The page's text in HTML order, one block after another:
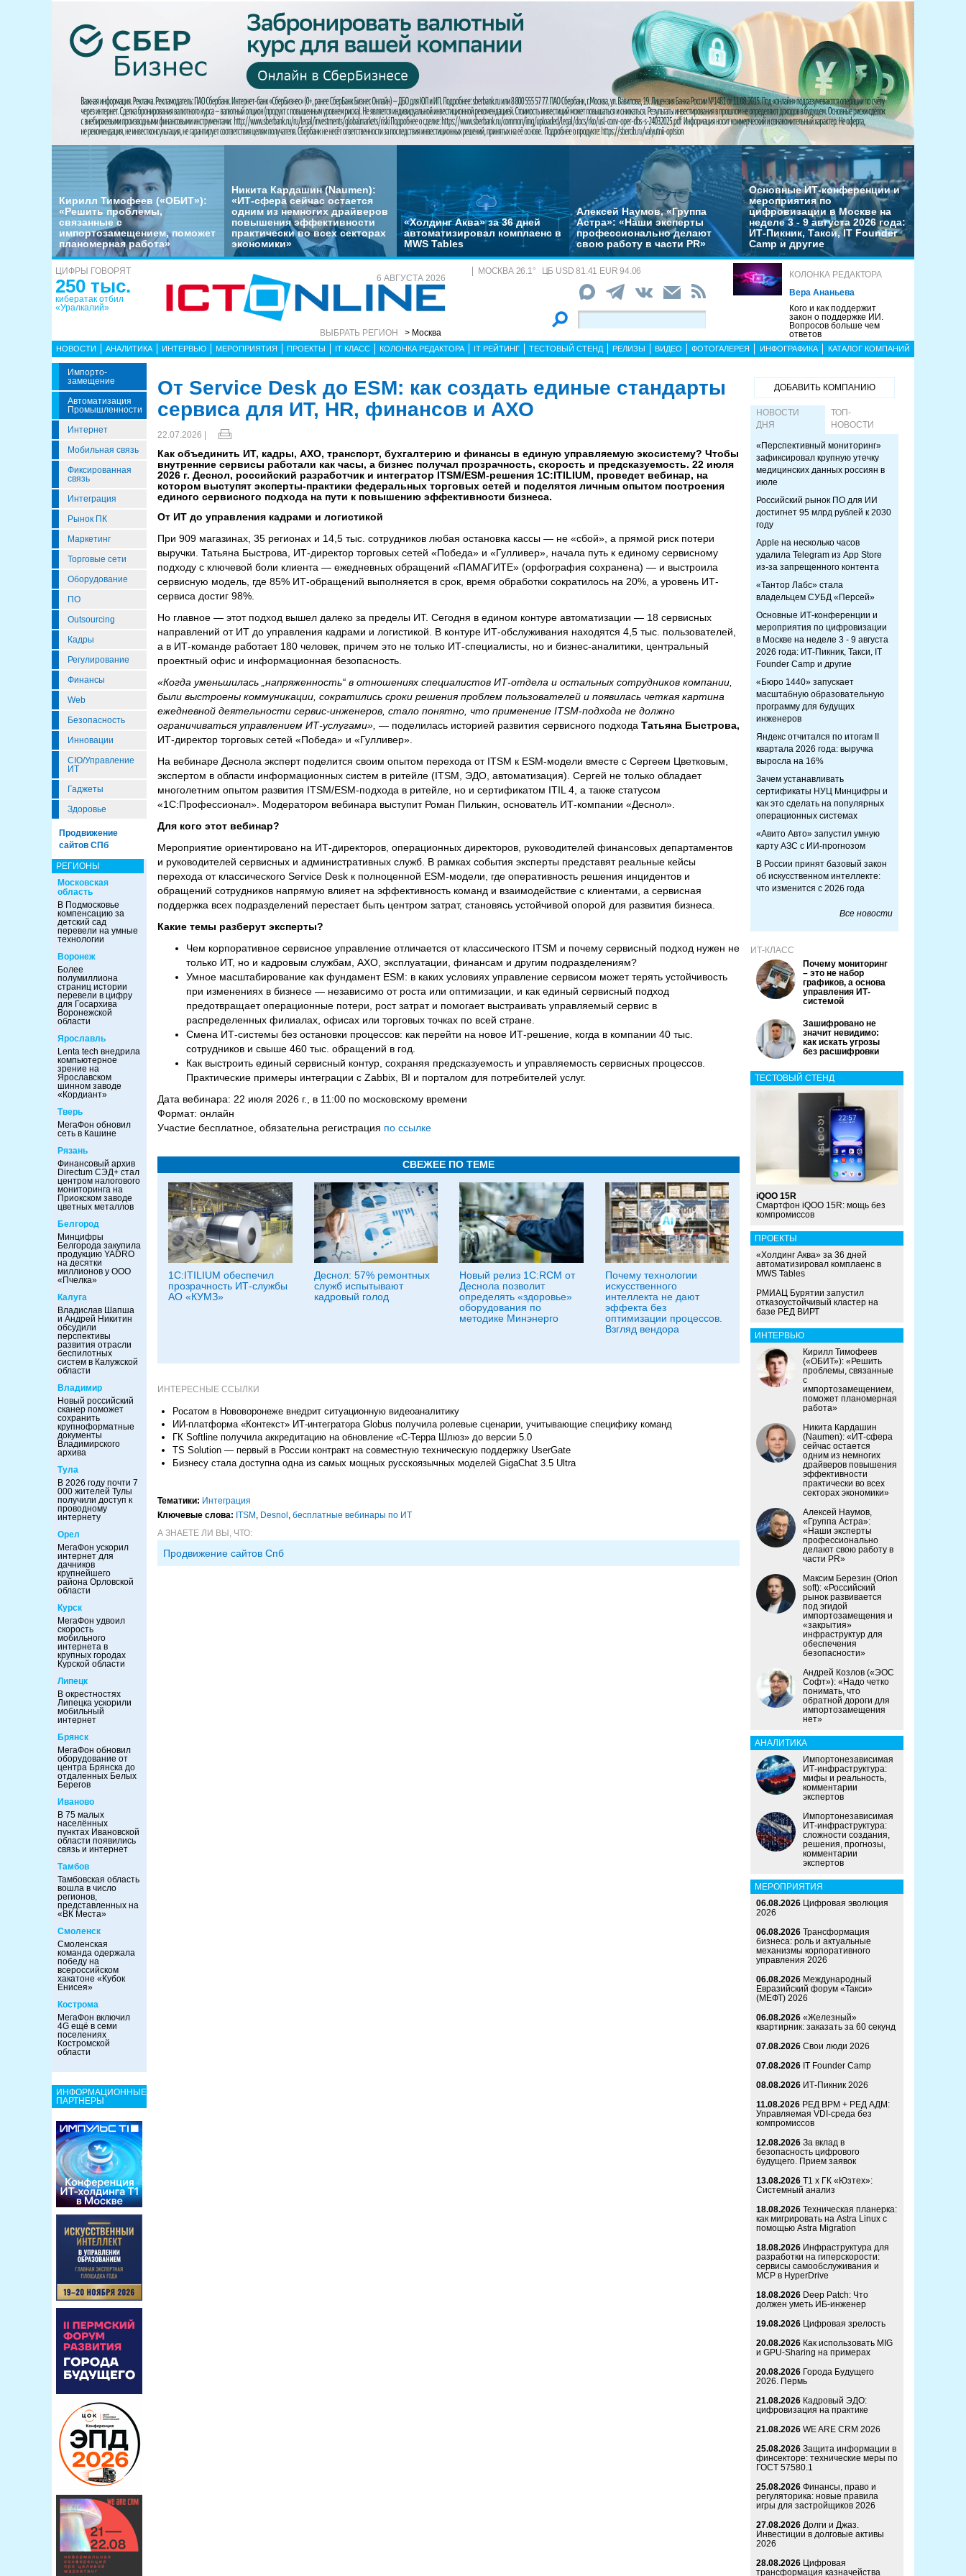
Кирилл Тимофеев («ОБИТ»):
«Решить проблемы,
связанные с
импортозамещением, поможет
планомерная работа»
Никита Кардашин (Naumen):
«ИТ-сфера сейчас остается
одним из немногих драйверов
повышения эффективности
практически во всех секторах
экономики»
«Холдинг Аква» за 36 дней
автоматизировал комплаенс в
MWS Tables
Алексей Наумов, «Группа
Астра»: «Наши эксперты
профессионально делают
свою работу в части PR»
Основные ИТ-конференции и
мероприятия по
цифровизации в Москве на
неделе 3 - 9 августа 2026 года:
ИТ-Пикник, Такси, IT Founder
Camp и другие
ЦИФРЫ ГОВОРЯТ
250 тыс.
кибератак отбил
«Уралкалий»
6 АВГУСТА 2026
ВЫБРАТЬ РЕГИОН > Москва
МОСКВА 26.1° ЦБ USD 81.41 EUR 94.06
КОЛОНКА РЕДАКТОРА
Вера Ананьева
Кого и как поддержит
закон о поддержке ИИ.
Вопросов больше чем
ответов
НОВОСТИ АНАЛИТИКА ИНТЕРВЬЮ МЕРОПРИЯТИЯ ПРОЕКТЫ IT КЛАСС КОЛОНКА РЕДАКТОРА IT РЕЙТИНГ ТЕСТОВЫЙ СТЕНД РЕЛИЗЫ ВИДЕО ФОТОГАЛЕРЕЯ ИНФОГРАФИКА КАТАЛОГ КОМПАНИЙ
Импорто­
Замещение
Автоматизация
Промышленности
Интернет
Мобильная связь
Фиксированная
связь
Интеграция
Рынок ПК
Маркетинг
Торговые сети
Оборудование
ПО
Outsourcing
Кадры
Регулирование
Финансы
Web
Безопасность
Инновации
CIO/Управление
ИТ
Гаджеты
Здоровье
Продвижение
сайтов СПб
РЕГИОНЫ
Московская
область
В Подмосковье
компенсацию за
детский сад
перевели на умные
технологии
Воронеж
Более
полумиллиона
страниц истории
перевели в цифру
для Госархива
Воронежской
области
Ярославль
Lenta tech внедрила
компьютерное
зрение на
Ярославском
шинном заводе
«Кордиант»
Тверь
МегаФон обновил
сеть в Кашине
Рязань
Финансовый архив
Directum СЭД+ стал
центром налогового
мониторинга на
Приокском заводе
цветных металлов
Белгород
Минцифры
Белгорода закупила
продукцию YADRO
на десятки
миллионов у ООО
«Пчелка»
Калуга
Владислав Шапша
и Андрей Никитин
обсудили
перспективы
развития отрасли
беспилотных
систем в Калужской
области
Владимир
Новый российский
сканер поможет
сохранить
крупноформатные
документы
Владимирского
архива
Тула
В 2026 году почти 7
000 жителей Тулы
получили доступ к
проводному
интернету
Орел
МегаФон ускорил
интернет для
дачников
крупнейшего
района Орловской
области
Курск
МегаФон удвоил
скорость
мобильного
интернета в
крупных городах
Курской области
Липецк
В окрестностях
Липецка ускорили
мобильный
интернет
Брянск
МегаФон обновил
оборудование от
центра Брянска до
отдаленных Белых
Берегов
Иваново
В 75 малых
населённых
пунктах Ивановской
области появились
связь и интернет
Тамбов
Тамбовская область
вошла в число
регионов,
представленных на
«ВК Места»
Смоленск
Смоленская
команда одержала
победу на
всероссийском
хакатоне «Кубок
Енисея»
Кострома
МегаФон включил
4G ещё в семи
поселениях
Костромской
области
ИНФОРМАЦИОННЫЕ
ПАРТНЕРЫ
От Service Desk до ESM: как создать единые стандарты
сервиса для ИТ, HR, финансов и АХО
22.07.2026 |
Как объединить ИТ, кадры, АХО, транспорт, бухгалтерию и финансы в единую управляемую экосистему? Чтобы
внутренние сервисы работали как часы, а бизнес получал прозрачность, скорость и предсказуемость. 22 июля
2026 г. Деснол, российский разработчик и интегратор ITSM/ESM-решения 1С:ITILIUM, проведет вебинар, на
котором выступят эксперты-практики федеральных торговых сетей и поделятся личным опытом построения
единого сервисного подхода на пути к повышению эффективности бизнеса.
От ИТ до управления кадрами и логистикой
При 909 магазинах, 35 регионах и 14,5 тыс. сотрудников любая остановка кассы — не «сбой», а прямой риск потери
выручки. Татьяна Быстрова, ИТ-директор торговых сетей «Победа» и «Гулливер», начала путь к единому сервисному
подходу с ключевой боли клиента — ежедневных обращений «ПАМАГИТЕ» (орфография сохранена) — и выстроила
сервисную модель, где 85% ИТ-обращений выполняется в срок, время обработки сократилось на 20%, а уровень ИТ-
сервиса достиг 98%.
Но главное — этот подход вышел далеко за пределы ИТ. Сегодня в едином контуре автоматизации — 18 сервисных
направлений от ИТ до управления кадрами и логистикой. В контуре ИТ-обслуживания находятся 4,5 тыс. пользователей,
а в ИТ-команде работает 180 человек, причем это не только ИТ-специалисты, но и бизнес-аналитики, центральный
проектный офис и информационная безопасность.
«Когда уменьшилась „напряженность“ в отношениях специалистов ИТ-отдела и остальных сотрудников компании,
были выстроены коммуникации, сократились сроки решения проблем пользователей и появилась четкая картина
ежедневной деятельности сервис-инженеров, стало понятно, что применение ITSM-подхода не должно
ограничиваться управлением ИТ-услугами», — поделилась историей развития сервисного подхода Татьяна Быстрова,
ИТ-директор торговых сетей «Победа» и «Гулливер».
На вебинаре Деснола эксперт поделится своим опытом перехода от ITSM к ESM-модели вместе с Сергеем Цветковым,
экспертом в области информационных систем в ритейле (ITSM, ЭДО, автоматизация). Сергей не только обладает
многолетним опытом развития ITSM/ESM-подхода в ритейле, но и сертификатом ITIL 4, а также статусом
«1С:Профессионал». Модератором вебинара выступит Роман Пилькин, основатель ИТ-компании «Деснол».
Для кого этот вебинар?
Мероприятие ориентировано на ИТ-директоров, операционных директоров, руководителей финансовых департаментов
и руководителей сервисных и административных служб. В рамках события эксперты представят реальные кейсы
перехода от классического Service Desk к полноценной ESM-модели, где оперативность решения инцидентов и
обращений сотрудников напрямую влияет на эффективность команд и взаимодействие с клиентами, а сервисная
поддержка всех подразделений перестает быть центром затрат, становясь устойчивой опорой для развития бизнеса.
Какие темы разберут эксперты?
Чем корпоративное сервисное управление отличается от классического ITSM и почему сервисный подход нужен не
только ИТ, но и кадровым службам, АХО, эксплуатации, финансам и другим подразделениям?
Умное масштабирование как фундамент ESM: в каких условиях управление сервисом может терять устойчивость
при изменениях в бизнесе — независимо от роста или оптимизации, и как единый сервисный подход
предотвращает операционные потери, рост затрат и помогает выстраивать управляемый сервис в
распределенных филиалах, офисах или торговых точках по всей стране.
Смена ИТ-системы без остановки процессов: как перейти на новое ИТ-решение, когда в компании 40 тыс.
сотрудников и свыше 460 тыс. обращений в год.
Как выстроить единый сервисный контур, сохраняя предсказуемость и управляемость сервисных процессов.
Практические примеры интеграции с Zabbix, BI и порталом для потребителей услуг.
Дата вебинара: 22 июля 2026 г., в 11:00 по московскому времени
Формат: онлайн
Участие бесплатное, обязательна регистрация по ссылке
СВЕЖЕЕ ПО ТЕМЕ
1С:ITILIUM обеспечил
прозрачность ИТ-службы
АО «КУМЗ»
Деснол: 57% ремонтных
служб испытывают
кадровый голод
Новый релиз 1С:RCM от
Деснола позволит
определять «здоровье»
оборудования по
методике Минэнерго
Почему технологии
искусственного
интеллекта не дают
эффекта без
оптимизации процессов.
Взгляд вендора
ИНТЕРЕСНЫЕ ССЫЛКИ
Росатом в Нововоронеже внедрит ситуационную видеоаналитику
ИИ-платформа «Контекст» ИТ-интегратора Globus получила ролевые сценарии, учитывающие специфику команд
ГК Softline получила аккредитацию на обновление «С-Терра Шлюз» до версии 5.0
TS Solution — первый в России контракт на совместную техническую поддержку UserGate
Бизнесу стала доступна одна из самых мощных русскоязычных моделей GigaChat 3.5 Ultra
Тематики: Интеграция
Ключевые слова: ITSM , Desnol , бесплатные вебинары по ИТ
А ЗНАЕТЕ ЛИ ВЫ, ЧТО:
Продвижение сайтов Спб
ДОБАВИТЬ КОМПАНИЮ
НОВОСТИ
ДНЯ
ТОП-
НОВОСТИ
«Перспективный мониторинг»
зафиксировал крупную утечку
медицинских данных россиян в
июле
Российский рынок ПО для ИИ
достигнет 95 млрд рублей к 2030
году
Apple на несколько часов
удалила Telegram из App Store
из-за запрещенного контента
«Тантор Лабс» стала
владельцем СУБД «Персей»
Основные ИТ-конференции и
мероприятия по цифровизации
в Москве на неделе 3 - 9 августа
2026 года: ИТ-Пикник, Такси, IT
Founder Camp и другие
«Бюро 1440» запускает
масштабную образовательную
программу для будущих
инженеров
Яндекс отчитался по итогам II
квартала 2026 года: выручка
выросла на 16%
Зачем устанавливать
сертификаты НУЦ Минцифры и
как это сделать на популярных
операционных системах
«Авито Авто» запустил умную
карту АЗС с ИИ-прогнозом
В России принят базовый закон
об искусственном интеллекте:
что изменится с 2026 года
Все новости
ИТ-КЛАСС
Почему мониторинг
– это не набор
графиков, а основа
управления ИТ-
системой
Зашифровано не
значит невидимо:
как искать угрозы
без расшифровки
ТЕСТОВЫЙ СТЕНД
iQOO 15R
Смартфон iQOO 15R: мощь без
компромиссов
ПРОЕКТЫ
«Холдинг Аква» за 36 дней
автоматизировал комплаенс в
MWS Tables
РМИАЦ Бурятии запустил
отказоустойчивый кластер на
базе РЕД ВИРТ
ИНТЕРВЬЮ
Кирилл Тимофеев
(«ОБИТ»): «Решить
проблемы, связанные
с
импортозамещением,
поможет планомерная
работа»
Никита Кардашин
(Naumen): «ИТ-сфера
сейчас остается
одним из немногих
драйверов повышения
эффективности
практически во всех
секторах экономики»
Алексей Наумов,
«Группа Астра»:
«Наши эксперты
профессионально
делают свою работу в
части PR»
Максим Березин (Orion
soft): «Российский
рынок развивается
под эгидой
импортозамещения и
«закрытия»
инфраструктур для
обеспечения
безопасности»
Андрей Козлов («ЭОС
Софт»): «Надо четко
понимать, что
обратной дороги для
импортозамещения
нет»
АНАЛИТИКА
Импортонезависимая
ИТ-инфраструктура:
мифы и реальность,
комментарии
экспертов
Импортонезависимая
ИТ-инфраструктура:
сложности создания,
решения, прогнозы,
комментарии
экспертов
МЕРОПРИЯТИЯ
06.08.2026 Цифровая эволюция
2026
06.08.2026 Трансформация
бизнеса: роль и актуальные
механизмы корпоративного
управления 2026
06.08.2026 Международный
Евразийский форум «Такси»
(МЕФТ) 2026
06.08.2026 «Железный»
квартирник: заказать за 60 секунд
07.08.2026 Свои люди 2026
07.08.2026 IT Founder Camp
08.08.2026 ИТ-Пикник 2026
11.08.2026 РЕД ВРМ + РЕД АДМ:
Управляемая VDI-среда без
компромиссов
12.08.2026 За вклад в
безопасность цифрового
будущего. Прием заявок
13.08.2026 Т1 x ГК «Юзтех»:
Системный анализ
18.08.2026 Техническая планерка:
как мигрировать на Astra Linux с
помощью Astra Migration
18.08.2026 Инфраструктура для
разработки на гиперскорости:
сервисы самообслуживания и
MCP в HyperDrive
18.08.2026 Deep Patch: Что
должен уметь ИБ-инженер
19.08.2026 Цифровая зрелость
20.08.2026 Как использовать MIG
и GPU-Sharing на примерах
20.08.2026 Города Будущего
2026. Пермь
21.08.2026 Кадровый ЭДО:
цифровизация на практике
21.08.2026 WE ARE CRM 2026
25.08.2026 Защита информации в
финсекторе: технические меры по
ГОСТ 57580.1
25.08.2026 Финансы, право и
регуляторика: новые правила
игры для застройщиков 2026
27.08.2026 Долги и Джаз.
Инвестиции в долговые активы
2026
28.08.2026 Цифровая
трансформация казначейства